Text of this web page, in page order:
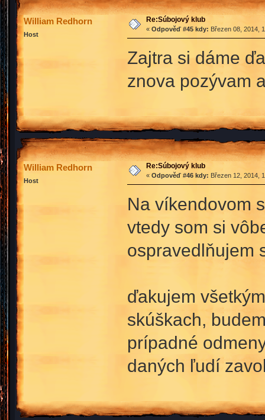
William Redhorn
Host
Re:Súbojový klub
« Odpověď #45 kdy: Březen 08, 2014,
Zajtra si dáme
znova pozývam
William Redhorn
Host
Re:Súbojový klub
« Odpověď #46 kdy: Březen 12, 2014,
Na víkendovom
vtedy som si
ospravedlňujem
ďakujem
skúškach,
prípadné
daných ľudí